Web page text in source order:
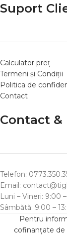
Suport
Calculator preț
Termeni și Condiții
Politica de
Contact
Contact &
Telefon:
Email:
Luni – Vineri: 9:00
Sâmbătă: 9:00 –
Pentru
cofinanțate de